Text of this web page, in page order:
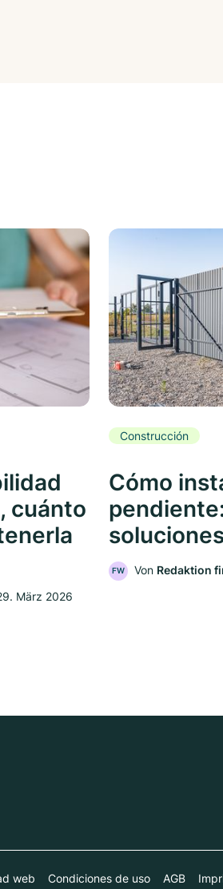
cuánto
März 2026
Construcción
Cómo
FW Von Redaktion
web Condiciones de uso AGB